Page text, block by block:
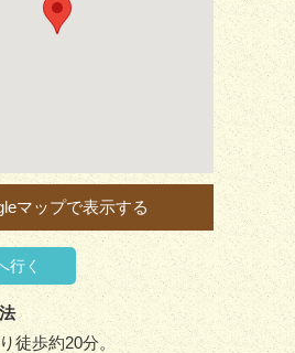
マップで表示する
行く
徒歩約20分。